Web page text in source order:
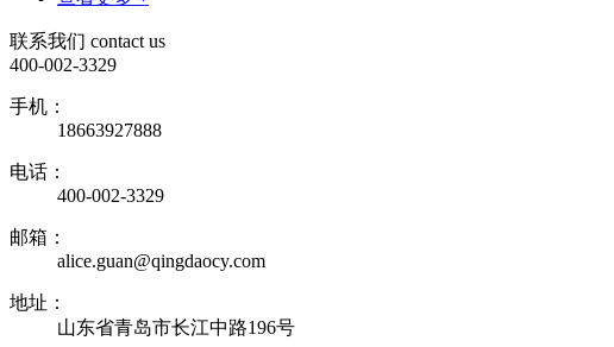
联系我们 contact us
400-002-3329
手机：
18663927888
电话：
400-002-3329
邮箱：
alice.guan@qingdaocy.com
地址：
山东省青岛市长江中路196号